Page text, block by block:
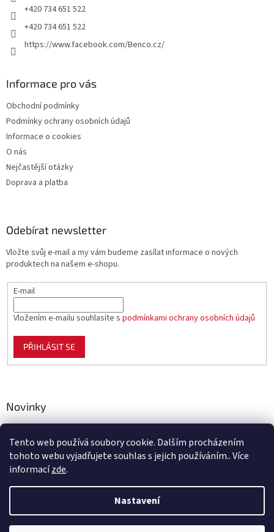
Tento web používá soubory cookie. Dalším procházením
tohoto webu vyjadřujete souhlas s jejich používáním.. Více
informacízde.
Nastavení
+420 734 651 522
+420 734 651 522
https://www.facebook.com/Benco.cz/
Informace pro vás
Obchodní podmínky
Podmínky ochrany osobních údajů
Informace o cookies
O nás
Nejčastější otázky
Doprava a platba
Odebírat newsletter
Vložte svůj e-mail a my vám budeme zasílat informace o nových
produktech na našem e-shopu.
E-mail
Vložením e-mailu souhlasíte s podmínkami ochrany osobních údajů
PŘIHLÁSIT SE
Novinky
zahradu, chov i domácnost
Copyright 2026Benco.cz. Všechna práva vyhrazena.Upravit